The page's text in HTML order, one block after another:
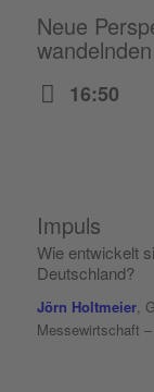
Neue
16:50
Impuls
Wie entwickelt
Deutschland?
Jörn Holtmeier,
Messewirtschaft